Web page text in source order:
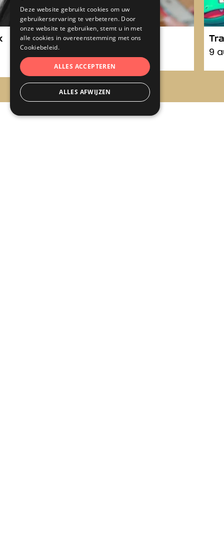
Inloopcafé Heythuysen
6 augustus 2026 9
Deze website gebruikt cookies om uw
gebruikerservaring te verbeteren. Door
onze website te gebruiken, stemt u in met
alle cookies in overeenstemming met ons
Cookiebeleid.
ALLES ACCEPTEREN
ALLES AFWIJZEN